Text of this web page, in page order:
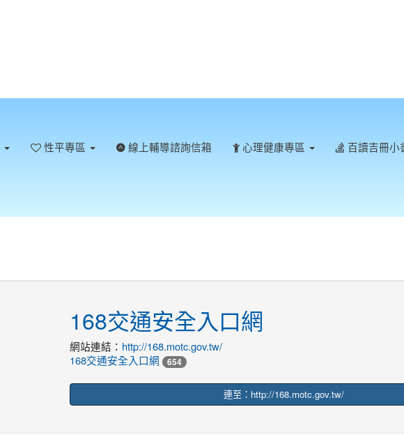
性平專區 線上輔導諮詢信箱 心理健康專區
百讀吉冊小
168交通安全入口網
網站連結： http://168.motc.gov.tw/
168交通安全入口網
654
連至：http://168.motc.gov.tw/